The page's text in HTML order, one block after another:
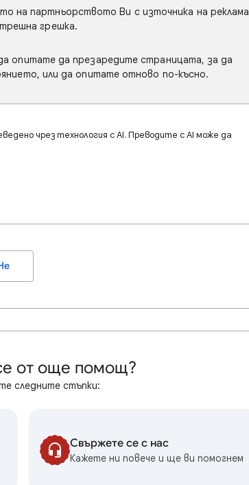
на партньорството Ви с източника на реклама
грешка.
опитате да презаредите страницата, за да
или да опитате отново по-късно.
чрез технология с AI. Преводите с AI може да
от още помощ?
следните стъпки:
Свържете се с нас
Кажете ни повече и ще ви помогнем